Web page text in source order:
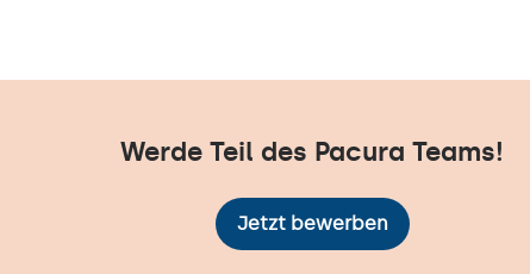
Werde Teil des Pacura Teams!
Jetzt bewerben